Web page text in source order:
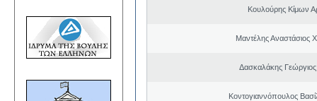
Κουλούρης Κίμων
Μαντέλης Αναστάσιος
Δασκαλάκης
Κοντογιαννόπουλος